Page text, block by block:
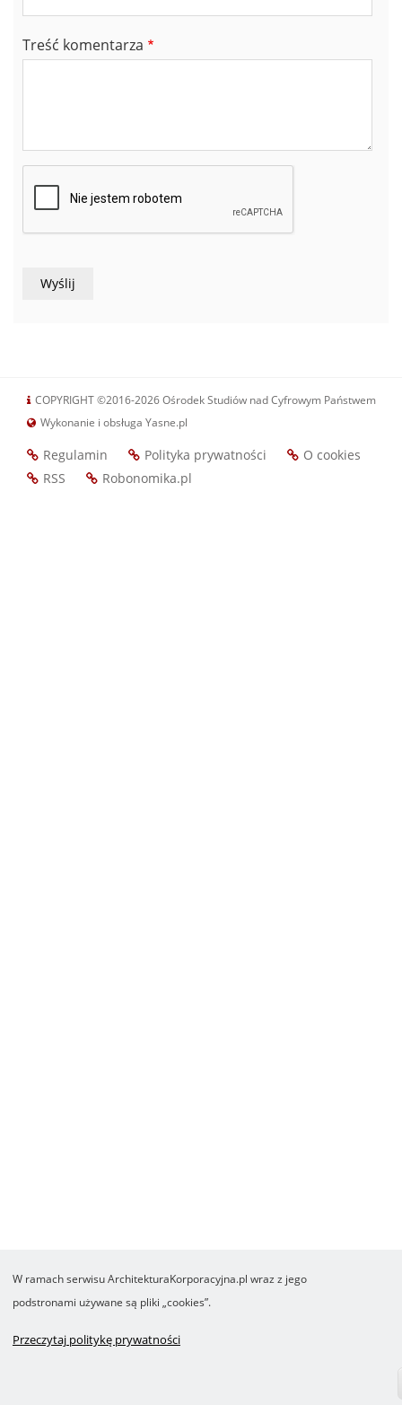
Treść komentarza
COPYRIGHT ©2016-2026 Ośrodek Studiów nad Cyfrowym Państwem
Wykonanie i obsługa Yasne.pl
Footer
menu
Regulamin Polityka prywatności
O cookies
RSS
Robonomika.pl
W ramach serwisu ArchitekturaKorporacyjna.pl wraz z jego
podstronami używane są pliki „cookies”.
Przeczytaj politykę prywatności